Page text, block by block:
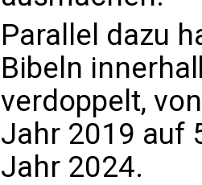
Parallel dazu
Bibeln
verdoppelt,
Jahr 2019 auf
Jahr 2024.